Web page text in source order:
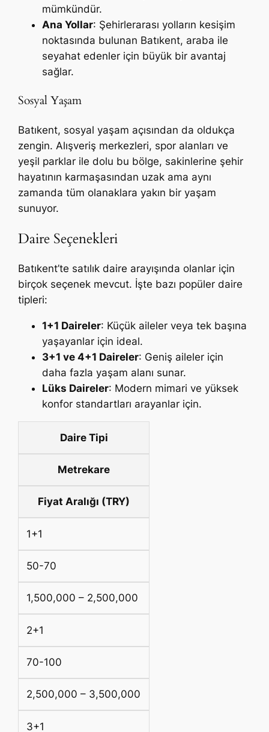
mümkündür.
Ana Yollar: Şehirlerarası yolların kesişim
noktasında bulunan Batıkent, araba ile
seyahat edenler için büyük bir avantaj
sağlar.
Sosyal Yaşam
Batıkent, sosyal yaşam açısından da oldukça
zengin. Alışveriş merkezleri, spor alanları ve
yeşil parklar ile dolu bu bölge, sakinlerine şehir
hayatının karmaşasından uzak ama aynı
zamanda tüm olanaklara yakın bir yaşam
sunuyor.
Daire Seçenekleri
Batıkent’te satılık daire arayışında olanlar için
birçok seçenek mevcut. İşte bazı popüler daire
tipleri:
1+1 Daireler: Küçük aileler veya tek başına
yaşayanlar için ideal.
3+1 ve 4+1 Daireler: Geniş aileler için
daha fazla yaşam alanı sunar.
Lüks Daireler: Modern mimari ve yüksek
konfor standartları arayanlar için.
Daire Tipi
Metrekare
Fiyat Aralığı (TRY)
1+1
50-70
1,500,000 – 2,500,000
2+1
70-100
2,500,000 – 3,500,000
3+1